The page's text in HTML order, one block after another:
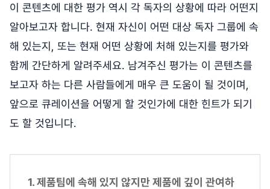
이 콘텐츠에 대한 평가 역시 각 독자의 상황에 따라 어떤지
알아보고자 합니다. 현재 자신이 어떤 대상 독자 그룹에 속
해 있는지, 또는 현재 어떤 상황에 처해 있는지를 평가와
함께 간단하게 알려주세요. 남겨주신 평가는 이 콘텐츠를
보고자 하는 다른 사람들에게 매우 큰 도움이 될 것이며,
앞으로 큐레이션을 어떻게 할 것인가에 대한 힌트가 되기
도 할 것입니다.
1. 제품팀에 속해 있지 않지만 제품에 깊이 관여하